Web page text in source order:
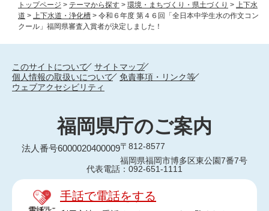
トップページ > テーマから探す > 環境・まちづくり・県土づくり > 上下水
道 > 上下水道・浄化槽 > 令和６年度 第４６回「全日本中学生水の作文コン
クール」福岡県審査入賞者が決定しました！
このサイトについて
サイトマップ
個人情報の取扱いについて
免責事項・リンク等
ウェブアクセシビリティ
福岡県庁のご案内
法人番号6000020400009〒812-8577
福岡県福岡市博多区東公園7番7号
代表電話：092-651-1111
手話で電話をする